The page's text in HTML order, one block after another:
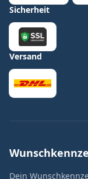
Sicherheit
Versand
Dein